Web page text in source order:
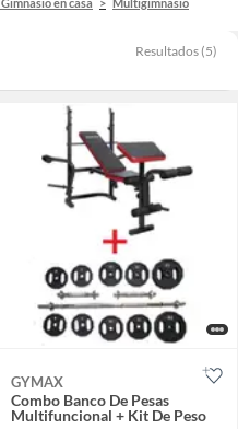
Resultados (5)
GYMAX
Combo Banco De Pesas
Multifuncional + Kit De Peso